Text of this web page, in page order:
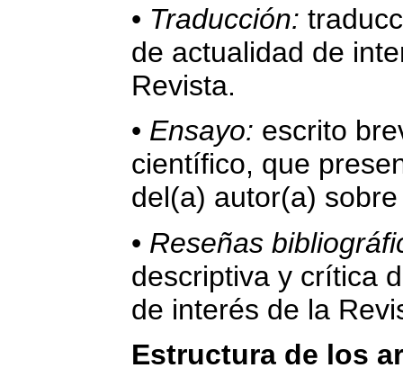
• Traducción:
de actualidad de
Revista.
• Ensayo: escrito
científico, que
del(a) autor(a)
• Reseñas
descriptiva y crítica
de interés de la
Estructura de los